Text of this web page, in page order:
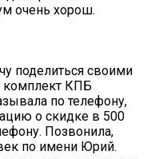
очень хорош.
поделиться своими
комплект КПБ
по телефону,
о скидке в 500
Позвонила,
по имени Юрий.